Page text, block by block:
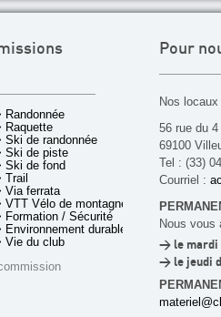
Randonnée
Raquette
Ski de randonnée
Ski de piste
Ski de fond
Trail
Via ferrata
VTT Vélo de montagne
Formation / Sécurité
Environnement durable
Vie du club
Pour
Nos
56 rue du
69100
Tel : (33)
Courriel :
Nous vous
> le mardi
> le jeudi